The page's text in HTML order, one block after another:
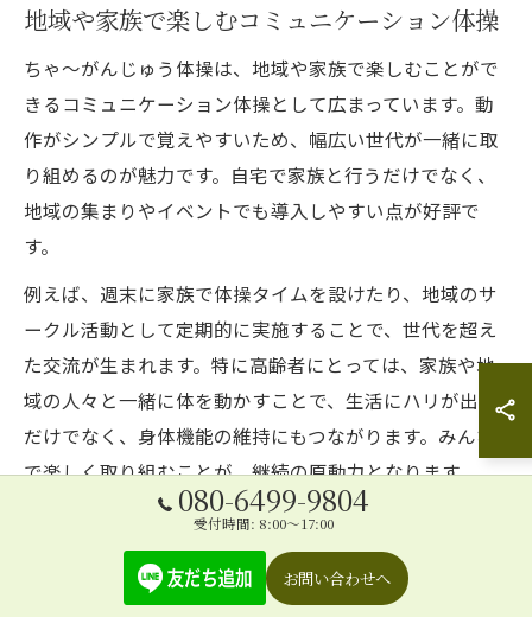
地域や家族で楽しむコミュニケーション体操
ちゃ～がんじゅう体操は、地域や家族で楽しむことがで
きるコミュニケーション体操として広まっています。動
作がシンプルで覚えやすいため、幅広い世代が一緒に取
り組めるのが魅力です。自宅で家族と行うだけでなく、
地域の集まりやイベントでも導入しやすい点が好評で
す。
例えば、週末に家族で体操タイムを設けたり、地域のサ
ークル活動として定期的に実施することで、世代を超え
た交流が生まれます。特に高齢者にとっては、家族や地
域の人々と一緒に体を動かすことで、生活にハリが出る
だけでなく、身体機能の維持にもつながります。みんな
で楽しく取り組むことが、継続の原動力となります。
デイサービスで活かせる体操の工夫方法
デイサービスの現場では、ちゃ～がんじゅう体操を活用
080-6499-9804
受付時間: 8:00～17:00
お問い合わせへ